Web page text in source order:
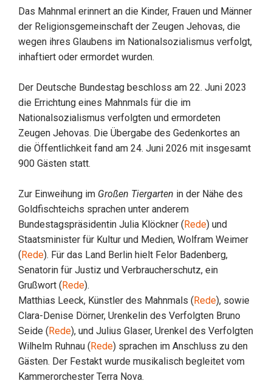
Das Mahnmal erinnert an die Kinder, Frauen und Männer
der Religionsgemeinschaft der Zeugen Jehovas, die
wegen ihres Glaubens im Nationalsozialismus verfolgt,
inhaftiert oder ermordet wurden.
Der Deutsche Bundestag beschloss am 22. Juni 2023
die Errichtung eines Mahnmals für die im
Nationalsozialismus verfolgten und ermordeten
Zeugen Jehovas. Die Übergabe des Gedenkortes an
die Öffentlichkeit fand am 24. Juni 2026 mit insgesamt
900 Gästen statt.
Zur Einweihung im Großen Tiergarten in der Nähe des
Goldfischteichs sprachen unter anderem
Bundestagspräsidentin Julia Klöckner (Rede) und
Staatsminister für Kultur und Medien, Wolfram Weimer
(Rede). Für das Land Berlin hielt Felor Badenberg,
Senatorin für Justiz und Verbraucherschutz, ein
Grußwort (Rede).
Matthias Leeck, Künstler des Mahnmals (Rede), sowie
Clara-Denise Dörner, Urenkelin des Verfolgten Bruno
Seide (Rede), und Julius Glaser, Urenkel des Verfolgten
Wilhelm Ruhnau (Rede) sprachen im Anschluss zu den
Gästen. Der Festakt wurde musikalisch begleitet vom
Kammerorchester Terra Nova.